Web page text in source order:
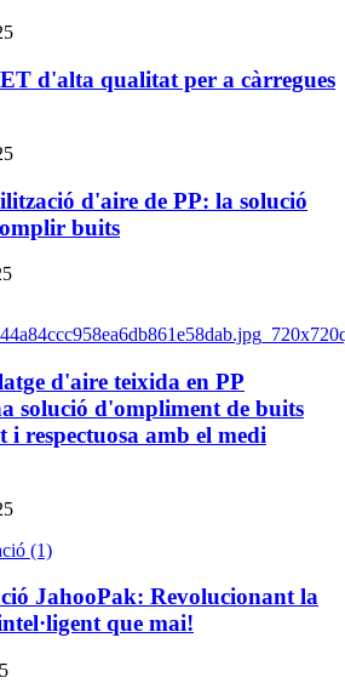
d'alta qualitat per a càrregues
d'aire de PP: la solució
buits
d'aire teixida en PP
solució d'ompliment de buits
i respectuosa amb el medi
JahooPak: Revolucionant la
que mai!